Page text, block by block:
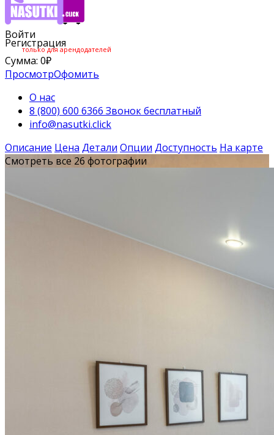
Войти
Регистрация
только для арендодателей
Сумма: 0₽
ПросмотрОфомить
О нас
8 (800) 600 6366 Звонок бесплатный
info@nasutki.click
Описание Цена Детали Опции Доступность На карте
Смотреть все 26 фотографии